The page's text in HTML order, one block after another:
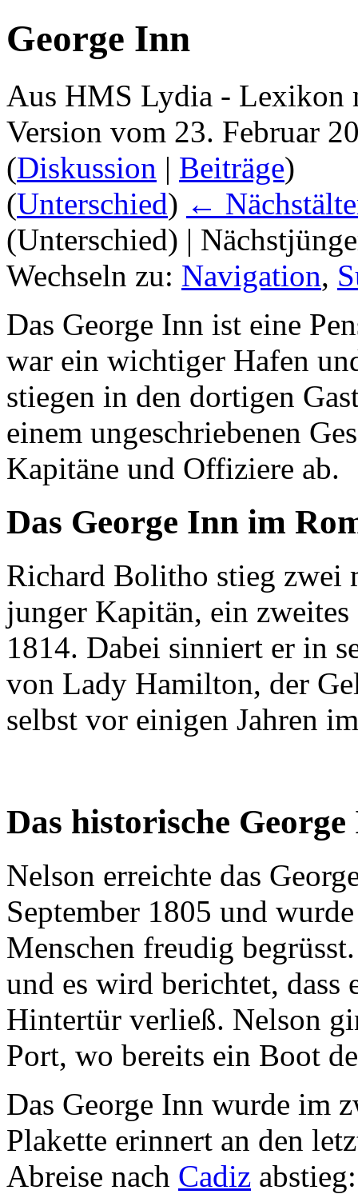
George Inn
Aus HMS Lydia - Lexikon
Version vom 23. Februar
(Diskussion | Beiträge)
(Unterschied) ←
(Unterschied) |
Wechseln zu: Navigation,
Das George Inn ist eine
war ein wichtiger Hafen
stiegen in den dortigen
einem ungeschriebenen
Kapitäne und Offiziere ab.
Das George Inn im
Richard Bolitho stieg zwei
junger Kapitän, ein
1814. Dabei sinniert er in
von Lady Hamilton, der
selbst vor einigen Jahren
Das historische
Nelson erreichte das
September 1805 und
Menschen freudig
und es wird berichtet, dass
Hintertür verließ. Nelson
Port, wo bereits ein Boot
Das George Inn wurde im
Plakette erinnert an den
Abreise nach Cadiz abstieg: